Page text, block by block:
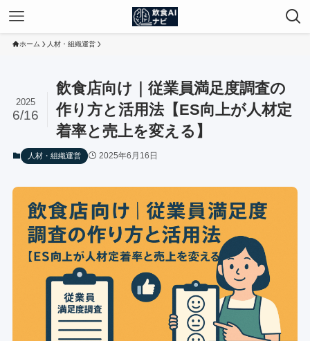
ホーム 人材・組織運営
飲食店向け｜従業員満足度調査の
作り方と活用法【ES向上が人材定
着率と売上を変える】
2025
6/16
人材・組織運営 2025年6月16日